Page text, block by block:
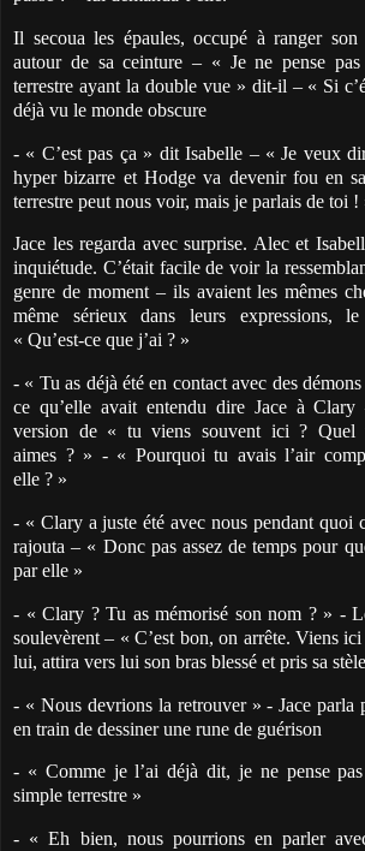
Il secoua les épaules, occupé à ranger son
autour de sa ceinture – « Je ne pense pas
terrestre ayant la double vue » dit-il – « Si
déjà vu le monde obscure
- « C’est pas ça » dit Isabelle – « Je veux
hyper bizarre et Hodge va devenir fou en
terrestre peut nous voir, mais je parlais de toi !
Jace les regarda avec surprise. Alec et
inquiétude. C’était facile de voir la
genre de moment – ils avaient les mêmes
même sérieux dans leurs expressions,
« Qu’est-ce que j’ai ? »
- « Tu as déjà été en contact avec des
ce qu’elle avait entendu dire Jace à
version de « tu viens souvent ici ? Quel
aimes ? » - « Pourquoi tu avais l’air
elle ? »
- « Clary a juste été avec nous pendant quoi
rajouta – « Donc pas assez de temps pour
par elle »
- « Clary ? Tu as mémorisé son nom ? » -
soulevèrent – « C’est bon, on arrête. Viens
lui, attira vers lui son bras blessé et pris sa
- « Nous devrions la retrouver » - Jace parla
en train de dessiner une rune de guérison
- « Comme je l’ai déjà dit, je ne pense pas
simple terrestre »
- « Eh bien, nous pourrions en parler